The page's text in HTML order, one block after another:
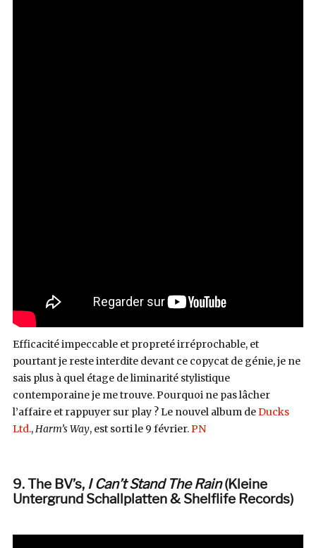
Efficacité impeccable et propreté irréprochable, et
pourtant je reste interdite devant ce copycat de génie, je ne
sais plus à quel étage de liminarité stylistique
contemporaine je me trouve. Pourquoi ne pas lâcher
l’affaire et rappuyer sur play ? Le nouvel album deDucks
Ltd.,Harm’s Way, est sorti le 9 février.PN
9. The BV’s,I Can’t Stand The Rain(Kleine
Untergrund Schallplatten & Shelflife Records)